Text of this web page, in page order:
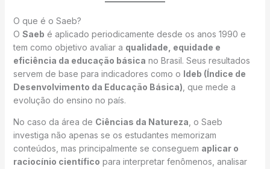
O que é o Saeb?
O Saeb é aplicado periodicamente desde os anos 1990 e
tem como objetivo avaliar a qualidade, equidade e
eficiência da educação básica no Brasil. Seus resultados
servem de base para indicadores como o Ideb (Índice de
Desenvolvimento da Educação Básica) , que mede a
evolução do ensino no país.
No caso da área de Ciências da Natureza , o Saeb
investiga não apenas se os estudantes memorizam
conteúdos, mas principalmente se conseguem aplicar o
raciocínio científico para interpretar fenômenos, analisar